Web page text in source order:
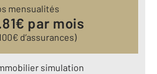
mensualités
€ par mois
€ d’assurances)
simulation